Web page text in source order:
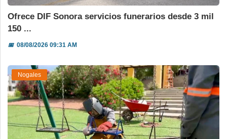
Ofrece DIF Sonora servicios funerarios desde 3 mil
150 ...
📅08/08/2026 09:31 AM
Nogales